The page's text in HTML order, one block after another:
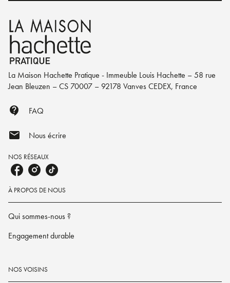
La Maison Hachette Pratique - Immeuble Louis Hachette – 58 rue
Jean Bleuzen – CS 70007 – 92178 Vanves CEDEX, France
contact_support FAQ
mail Nous écrire
NOS RÉSEAUX
À PROPOS DE NOUS
Qui sommes-nous ?
Engagement durable
NOS VOISINS